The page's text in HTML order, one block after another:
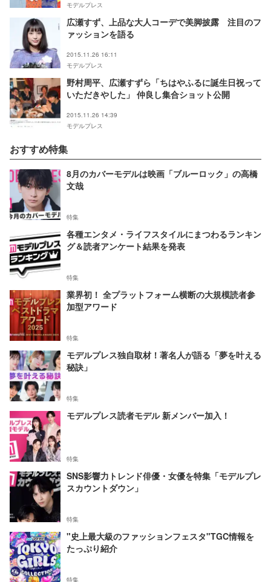
モデルプレス
広瀬すず、上品な大人コーデで美脚披露 注目のフ
ァッションを語る
2015.11.26 16:11
モデルプレス
野村周平、広瀬すずら「ちはやふるに誕生日祝って
いただきやした」 仲良し集合ショット公開
2015.11.26 14:39
モデルプレス
おすすめ特集
8月のカバーモデルは映画「ブルーロック」の高橋
文哉
特集
各種エンタメ・ライフスタイルにまつわるランキン
グ＆読者アンケート結果を発表
特集
業界初！ 全プラットフォーム横断の大規模読者参
加型アワード
特集
モデルプレス独自取材！著名人が語る「夢を叶える
秘訣」
特集
モデルプレス読者モデル 新メンバー加入！
特集
SNS影響力トレンド俳優・女優を特集「モデルプレ
スカウントダウン」
特集
"史上最大級のファッションフェスタ"TGC情報を
たっぷり紹介
特集